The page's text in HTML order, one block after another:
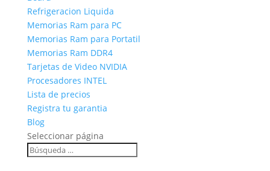
Refrigeracion Liquida
Memorias Ram para PC
Memorias Ram para Portatil
Memorias Ram DDR4
Tarjetas de Video NVIDIA
Procesadores INTEL
Lista de precios
Registra tu garantia
Blog
Seleccionar página